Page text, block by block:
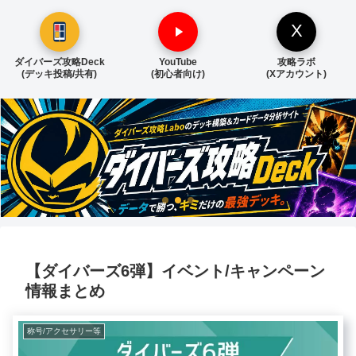
ダイバーズ攻略Deck
(デッキ投稿/共有)
YouTube
(初心者向け)
X
攻略ラボ
(Xアカウント)
【ダイバーズ6弾】イベント/キャンペーン
情報まとめ
称号/アクセサリー等